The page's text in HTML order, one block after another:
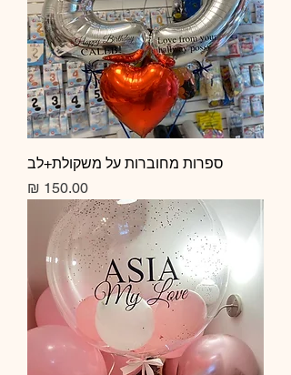
ספרות מחוברות על משקולת+לב
מחיר